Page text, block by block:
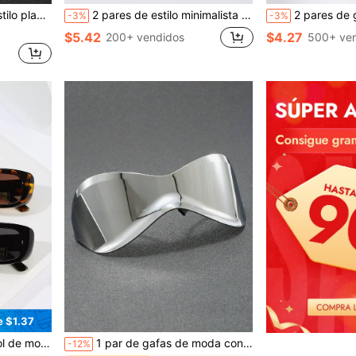
verano en la playa y viajes al aire libre
-3% 2 pares de estilo minimalista moderno personalizado para hombres, adecuado para festivales de música, fotografía callejera, accesorios de playa
$5.42 200+ vendidos
-3% 2 pares de gafas de moda unisex, monturas de gafas de estilo empresarial, lentes fotocromáticos adecuados para
$4.27 500+
$1.37
de sol bohemias, accesorios de gafas de sol para la playa, exterior, viajes
en Boho Hombres Gafas y accesorios para gafas
-12% 1 par de gafas de moda con estilo bohemio de gran tamaño, adecuadas para la playa, fotografía, viajes al aire libre, combinación con atuendos diarios para vacaciones de verano en la playa, al aire libre y viajes